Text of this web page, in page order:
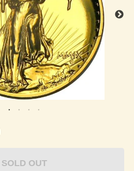
SOLD OUT